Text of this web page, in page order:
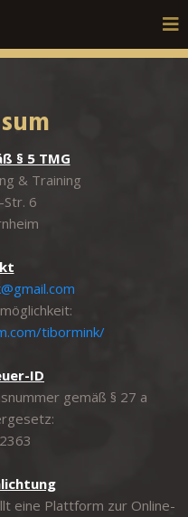
§ 5 TMG
& Training
6
tibormink/
ID
gemäß § 27 a
eine Plattform zur Online-